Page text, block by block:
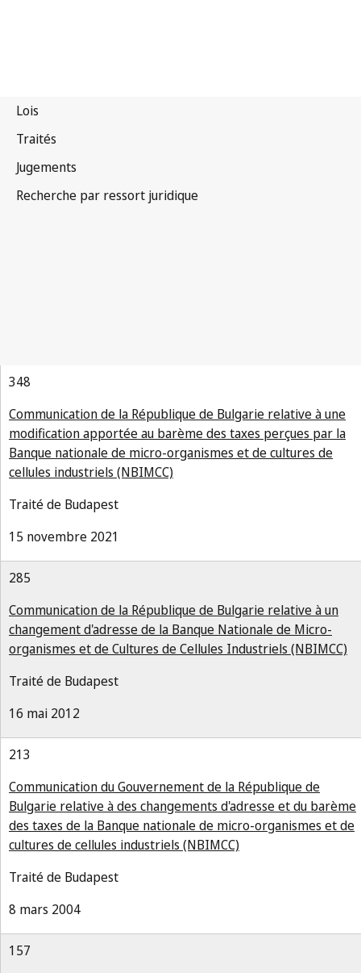
348
Communication de la République de Bulgarie relative à une
modification apportée au barème des taxes perçues par la
Banque nationale de micro-organismes et de cultures de
cellules industriels (NBIMCC)
Traité de Budapest
15 novembre 2021
285
Communication de la République de Bulgarie relative à un
changement d'adresse de la Banque Nationale de Micro-
organismes et de Cultures de Cellules Industriels (NBIMCC)
Traité de Budapest
16 mai 2012
213
Communication du Gouvernement de la République de
Bulgarie relative à des changements d'adresse et du barème
des taxes de la Banque nationale de micro-organismes et de
cultures de cellules industriels (NBIMCC)
Traité de Budapest
8 mars 2004
157